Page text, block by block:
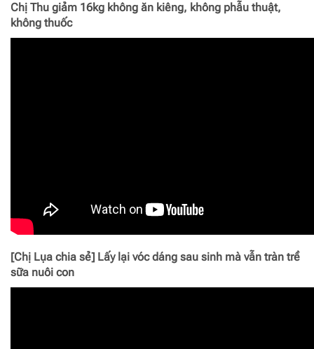
Chị Thu giảm 16kg không ăn kiêng, không phẫu thuật,
không thuốc
[Chị Lụa chia sẻ] Lấy lại vóc dáng sau sinh mà vẫn tràn trề
sữa nuôi con